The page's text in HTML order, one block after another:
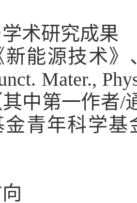
术研究成果
新能源技术
Mater.,
中第一作者/
金青年科学